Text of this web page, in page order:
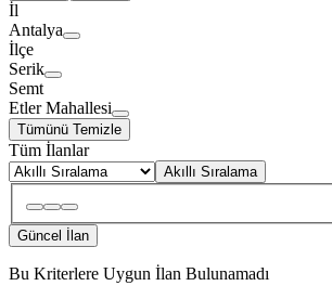
İl
Antalya
İlçe
Serik
Semt
Etler Mahallesi
Tümünü Temizle
Tüm İlanlar
Akıllı Sıralama
Güncel İlan
Bu Kriterlere Uygun İlan Bulunamadı